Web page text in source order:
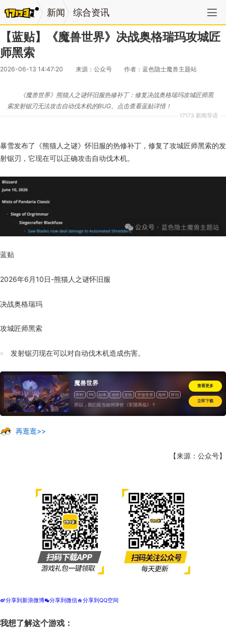
新闻 综合资讯
【蓝贴】《魔兽世界》决战奥格瑞玛攻城匠
师黑索
2026-06-13 14:47:20 来源：公众号 作者：蓝色隐士魔兽主题站
17173 新闻导语
《魔兽世界》熊猫人之谜怀旧服热修补丁：修复决战奥格瑞玛攻城匠师黑
索发射锯刃无法攻击自动伐木机的BUG。点击查看蓝贴详情！
暴雪发布了《熊猫人之谜》怀旧服的热修补丁，修复了攻城匠师黑索的发
射锯刃，它现在可以正确攻击自动伐木机。
蓝贴
2026年6月10日-熊猫人之谜怀旧服
决战奥格瑞玛
攻城匠师黑索
发射锯刃现在可以对自动伐木机造成伤害。
魔兽世界
即时 PK 副本 动作 冒险 开放世界 海外 怀旧
所以，我们应当如何评价《军团再临》？
查看更多
立即下载
再逛逛>>
【来源：公众号】
t分享到新浪微博w分享到微信z分享到QQ空间
我想了解这个游戏：